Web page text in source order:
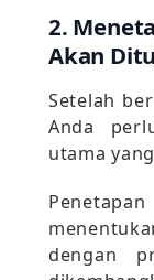
2.
Akan
Setelah
Anda
utama
dengan